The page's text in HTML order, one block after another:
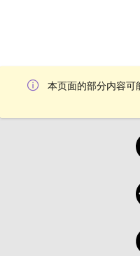
本页面的部分内容可